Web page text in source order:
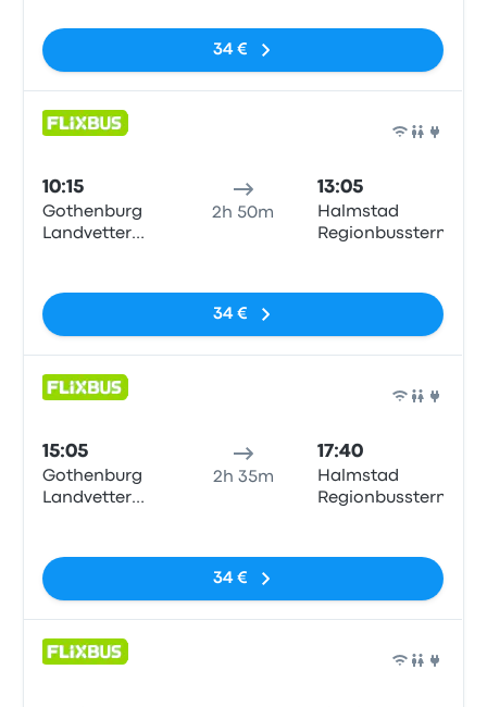
34 €
10:15
Gothenburg
Landvetter
2h 50m
13:05
Halmstad
Regionbussterm
34 €
15:05
Gothenburg
Landvetter
2h 35m
17:40
Halmstad
Regionbussterm
34 €